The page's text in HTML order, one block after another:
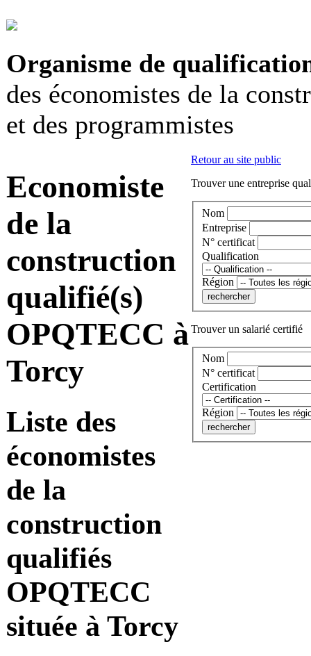
Organisme de
des économistes de la
et des programmistes
Economiste
de la
construction
qualifié(s)
OPQTECC à
Torcy
Liste des
économistes
de la
construction
qualifiés
OPQTECC
située à Torcy
Retour au site public
Trouver une entreprise
Nom
Entreprise
N° certificat
Qualification
Région
Trouver un salarié certifié
Nom
N° certificat
Certification
Région